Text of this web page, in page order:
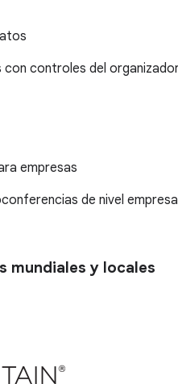
con controles del
empresas
de nivel
mundiales y locales